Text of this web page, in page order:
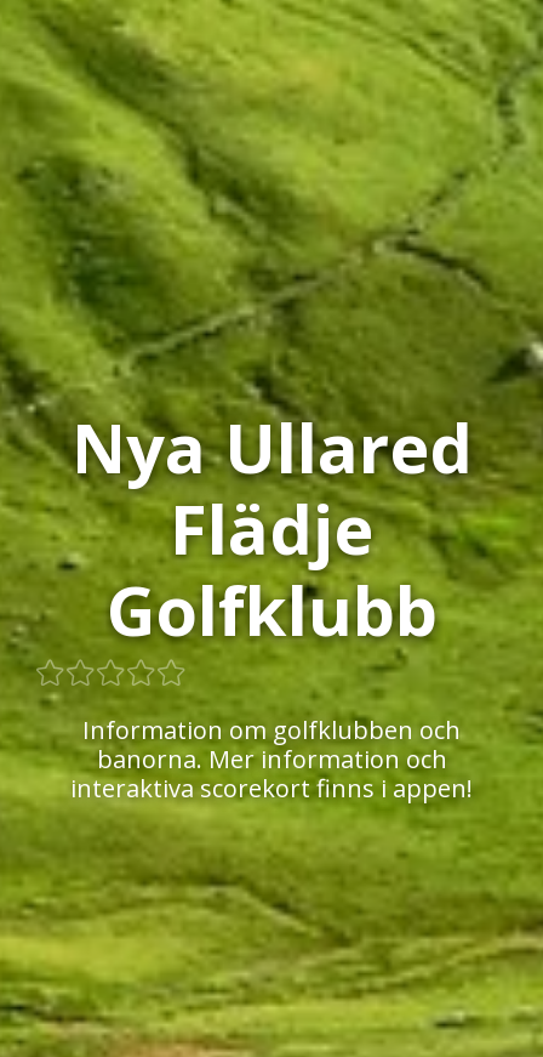
Nya Ullared
Flädje
Golfklubb
Information om golfklubben och
banorna. Mer information och
interaktiva scorekort finns i appen!